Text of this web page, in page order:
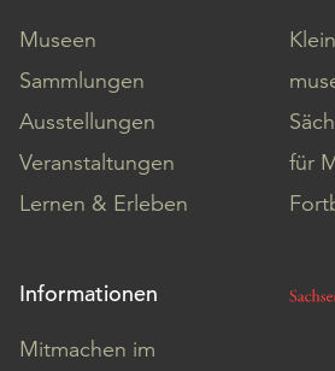
Museen
Sammlungen
Ausstellungen
Veranstaltungen
Lernen & Erleben
für
Informationen
Mitmachen im